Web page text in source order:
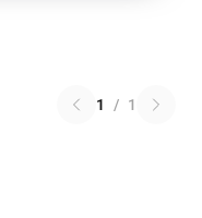
1 / 1